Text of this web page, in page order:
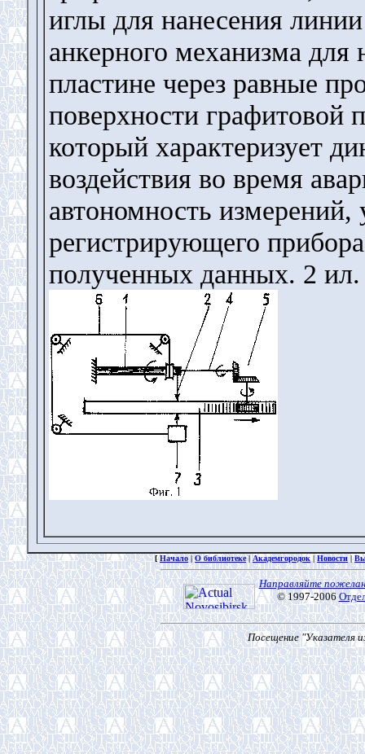
иглы для нанесения
анкерного механизма для
пластине через равные
поверхности графитовой
который характеризует
воздействия во время
автономность
регистрирующего
полученных данных. 2 ил.
[Начало|О библиотеке| Академгородок |Новости|
Направляйте
© 1997-2006
Посещение "Указателя